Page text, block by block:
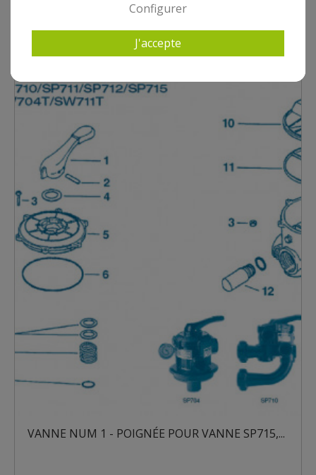
VANNE NUM 1 - POIGNÉE POUR VANNE SP715,...
Configurer
J'accepte